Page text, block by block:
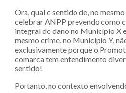
Ora, qual o sentido de, no
celebrar ANPP prevendo como
integral do dano no Município X
mesmo crime, no Município Y,
exclusivamente porque o
comarca tem entendimento
sentido!
Portanto, no contexto